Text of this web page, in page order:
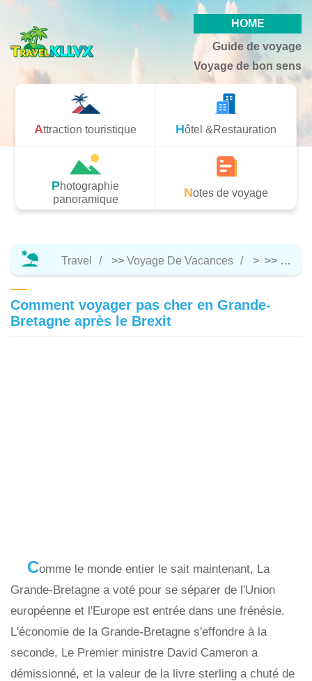
HOME
Guide de voyage
Voyage de bon sens
Attraction touristique Hôtel &Restauration
Photographie
panoramique
Notes de voyage
Travel >> Voyage De Vacances > >>
Comment voyager pas cher en Grande-
Bretagne après le Brexit
Comme le monde entier le sait maintenant, La
Grande-Bretagne a voté pour se séparer de l'Union
européenne et l'Europe est entrée dans une frénésie.
L'économie de la Grande-Bretagne s'effondre à la
seconde, Le Premier ministre David Cameron a
démissionné, et la valeur de la livre sterling a chuté de